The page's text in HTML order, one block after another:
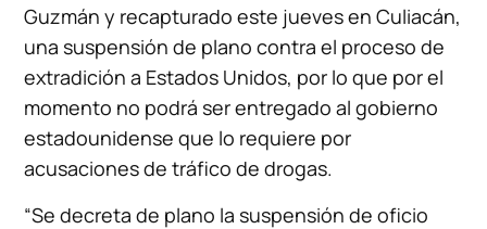
Guzmán y recapturado este jueves en Culiacán,
una suspensión de plano contra el proceso de
extradición a Estados Unidos, por lo que por el
momento no podrá ser entregado al gobierno
estadounidense que lo requiere por
acusaciones de tráfico de drogas.
“Se decreta de plano la suspensión de oficio